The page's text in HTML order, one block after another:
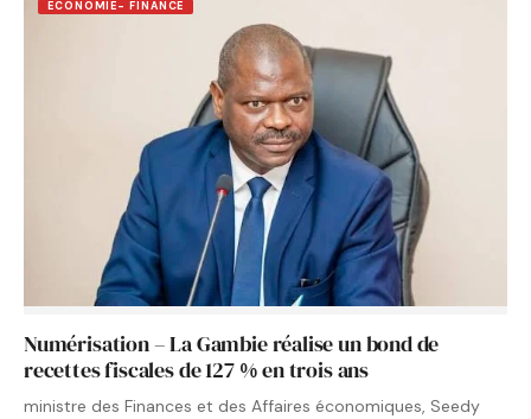
ECONOMIE- FINANCE
Numérisation – La Gambie réalise un bond de
recettes fiscales de 127 % en trois ans
ministre des Finances et des Affaires économiques, Seedy